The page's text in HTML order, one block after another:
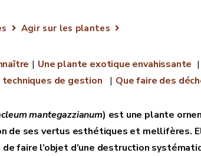
Agir sur les plantes
Une plante exotique envahissante
techniques de gestion Que faire des
mantegazzianum) est une plante
de ses vertus esthétiques et mellifères.
faire l’objet d’une destruction